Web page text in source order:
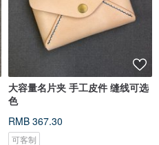
大容量名片夹 手工皮件 缝线可选
色
RMB 367.30
可客制